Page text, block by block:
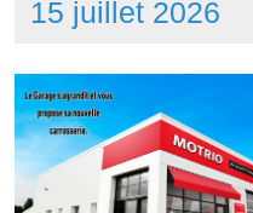
15 juillet 2026